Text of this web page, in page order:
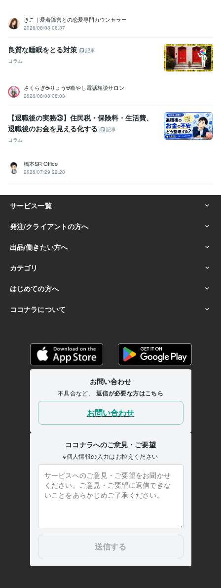
きこ｜愛着障害との恋愛専門カウンセラー
2026/08/08 06:37
良質な睡眠をとる対策
記事
コラム
さくらぎ☕りょう⛎癒やし電話相談サロン
2026/08/08 08:03
【退職後の実務③】住民税・保険料・生活費、
退職後のお金を見える化する
記事
コラム
橋本SR Office
2026/07/29 22:20